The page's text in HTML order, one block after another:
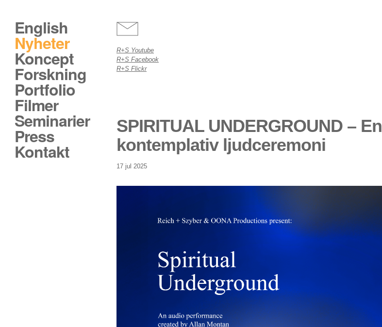
English
Nyheter
Koncept
Forskning
Portfolio
Filmer
Seminarier
Press
Kontakt
R+S Youtube
R+S Facebook
R+S Flickr
SPIRITUAL UNDERGROUND – En
kontemplativ ljudceremoni
17 jul 2025